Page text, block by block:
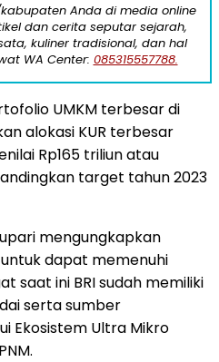
Anda di media online
dan cerita seputar sejarah,
kuliner tradisional, dan hal
WA Center: 085315557788.
UMKM terbesar di
alokasi KUR terbesar
Rp165 triliun atau
target tahun 2023
mengungkapkan
dapat memenuhi
saat ini BRI sudah memiliki
serta sumber
Ekosistem Ultra Mikro